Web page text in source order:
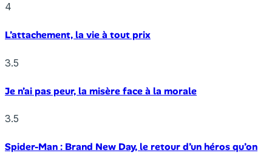
4
L’attachement, la vie à tout prix
3.5
Je n’ai pas peur, la misère face à la morale
3.5
Spider-Man : Brand New Day, le retour d’un héros qu’on